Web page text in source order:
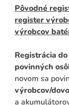
Pôvodné
register
výrobcov
Registrácia
povinných
novom sa
výrobcov/
a